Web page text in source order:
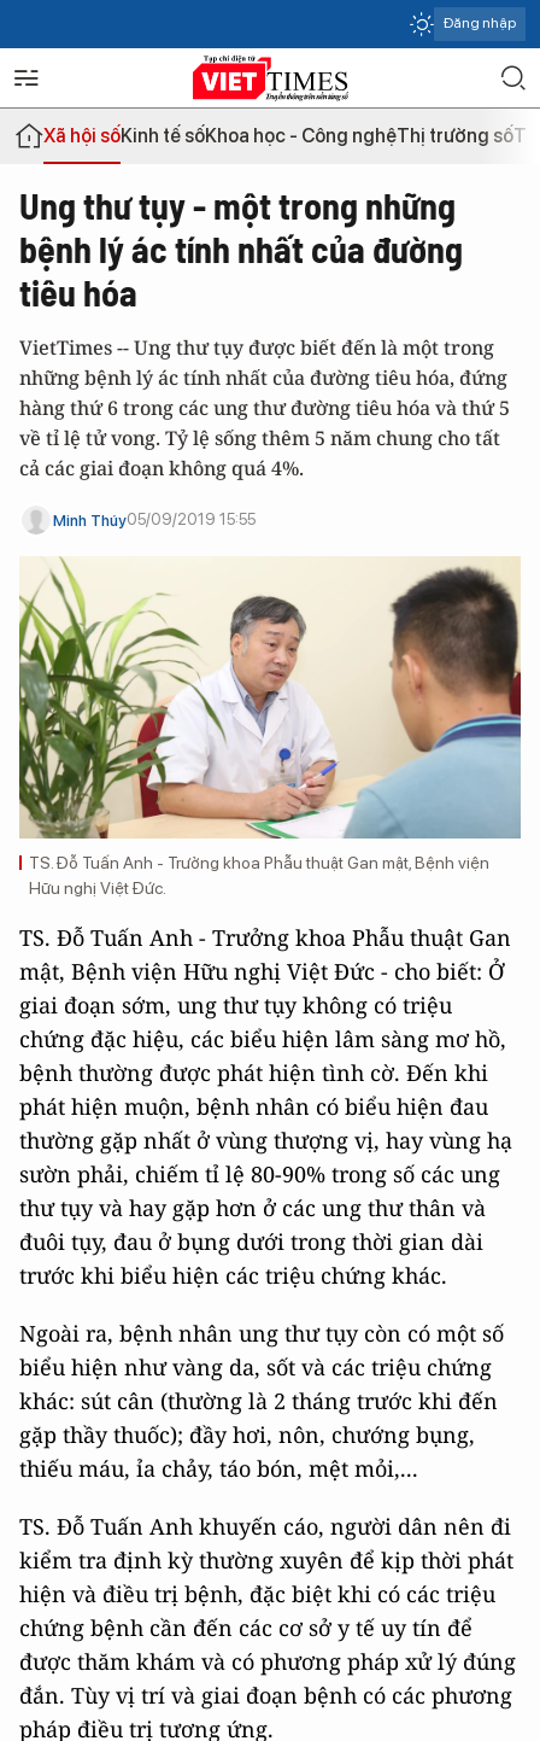
Đăng nhập
Xã hội sốKinh tế sốKhoa học - Công nghệThị trường số
Ung thư tụy - một trong những
bệnh lý ác tính nhất của đường
tiêu hóa
VietTimes -- Ung thư tụy được biết đến là một trong
những bệnh lý ác tính nhất của đường tiêu hóa, đứng
hàng thứ 6 trong các ung thư đường tiêu hóa và thứ 5
về tỉ lệ tử vong. Tỷ lệ sống thêm 5 năm chung cho tất
cả các giai đoạn không quá 4%.
Minh Thúy05/09/2019 15:55
TS. Đỗ Tuấn Anh - Trưởng khoa Phẫu thuật Gan mật, Bệnh viện
Hữu nghị Việt Đức.
TS. Đỗ Tuấn Anh - Trưởng khoa Phẫu thuật Gan
mật, Bệnh viện Hữu nghị Việt Đức - cho biết: Ở
giai đoạn sớm, ung thư tụy không có triệu
chứng đặc hiệu, các biểu hiện lâm sàng mơ hồ,
bệnh thường được phát hiện tình cờ. Đến khi
phát hiện muộn, bệnh nhân có biểu hiện đau
thường gặp nhất ở vùng thượng vị, hay vùng hạ
sườn phải, chiếm tỉ lệ 80-90% trong số các ung
thư tụy và hay gặp hơn ở các ung thư thân và
đuôi tụy, đau ở bụng dưới trong thời gian dài
trước khi biểu hiện các triệu chứng khác.
Ngoài ra, bệnh nhân ung thư tụy còn có một số
biểu hiện như vàng da, sốt và các triệu chứng
khác: sút cân (thường là 2 tháng trước khi đến
gặp thầy thuốc); đầy hơi, nôn, chướng bụng,
thiếu máu, ỉa chảy, táo bón, mệt mỏi,...
TS. Đỗ Tuấn Anh khuyến cáo, người dân nên đi
kiểm tra định kỳ thường xuyên để kịp thời phát
hiện và điều trị bệnh, đặc biệt khi có các triệu
chứng bệnh cần đến các cơ sở y tế uy tín để
được thăm khám và có phương pháp xử lý đúng
đắn. Tùy vị trí và giai đoạn bệnh có các phương
pháp điều trị tương ứng.